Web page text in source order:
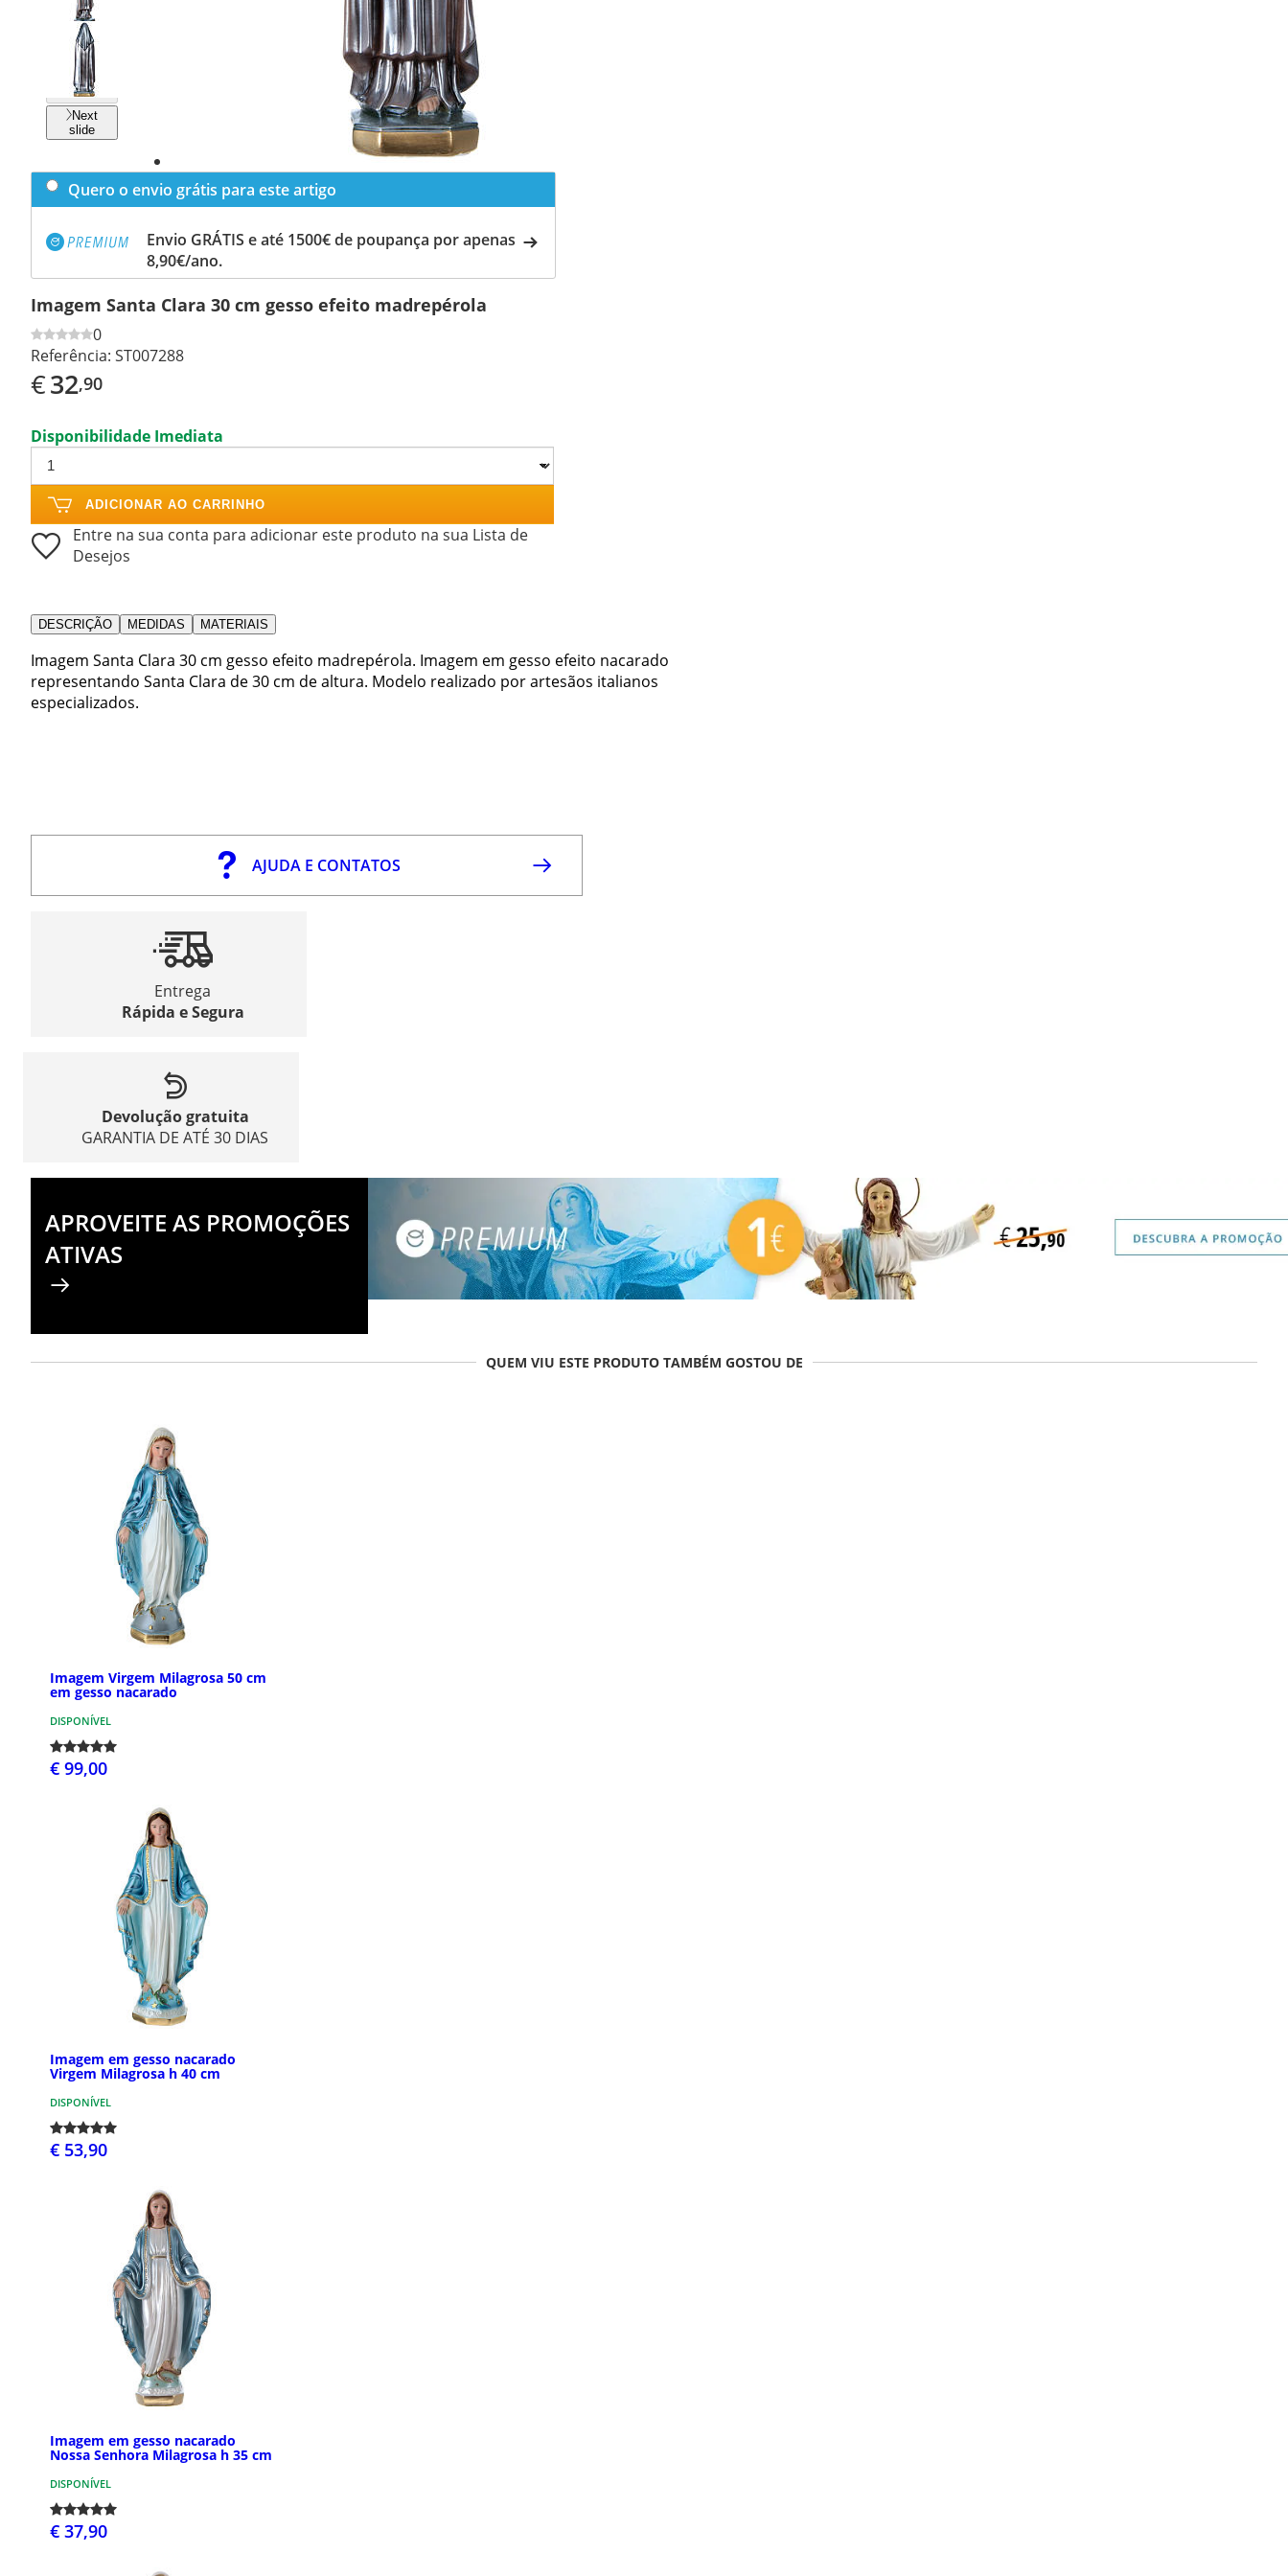
Previous
slide
Next
slide
Quero o envio grátis para este artigo
Envio GRÁTIS e até 1500€ de poupança por apenas
8,90€/ano.
Imagem Santa Clara 30 cm gesso efeito madrepérola
0
Referência: ST007288
€32,90
Disponibilidade Imediata
ADICIONAR AO CARRINHO
Entre na sua conta para adicionar este produto na sua Lista de
Desejos
DESCRIÇÃO MEDIDAS MATERIAIS
Imagem Santa Clara 30 cm gesso efeito madrepérola. Imagem em gesso efeito nacarado
representando Santa Clara de 30 cm de altura. Modelo realizado por artesãos italianos
especializados.
AJUDA E CONTATOS
Entrega
Rápida e Segura
Devolução gratuita
GARANTIA DE ATÉ 30 DIAS
APROVEITE AS PROMOÇÕES
ATIVAS
QUEM VIU ESTE PRODUTO TAMBÉM GOSTOU DE
Imagem Virgem Milagrosa 50 cm
em gesso nacarado
DISPONÍVEL
€ 99,00
Imagem em gesso nacarado
Virgem Milagrosa h 40 cm
DISPONÍVEL
€ 53,90
Imagem em gesso nacarado
Nossa Senhora Milagrosa h 35 cm
DISPONÍVEL
€ 37,90